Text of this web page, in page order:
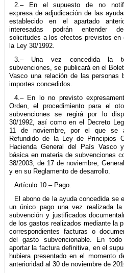
2.– En el supuesto de no
expresa de adjudicación de las
establecido en el apartado
interesadas podrán entender
solicitudes a los efectos previstos en
la Ley 30/1992.
3.– Una vez concedida la
subvenciones, se publicará en el
Vasco una relación de las personas
importes concedidos.
4.– En lo no previsto
Orden, el procedimiento para el
subvenciones se regirá por lo
30/1992, así como en el Decreto
11 de noviembre, por el que se
Refundido de la Ley de Principios
Hacienda General del País Vasco
básica en materia de subvenciones
38/2003, de 17 de noviembre,
y en su Reglamento de desarrollo.
Artículo 10.– Pago.
El abono de la ayuda concedida se
un único pago una vez realizada
subvención y justificados
de los gastos realizados mediante la
correspondientes facturas o
del gasto subvencionable. En
aportar la factura definitiva, en el
hubiera presentado en el momento
anterioridad al 30 de noviembre de